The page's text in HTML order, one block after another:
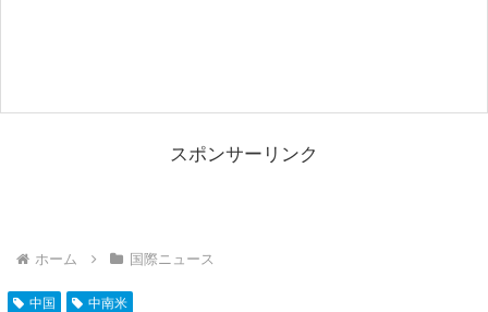
スポンサーリンク
ホーム 国際ニュース
中国 中南米